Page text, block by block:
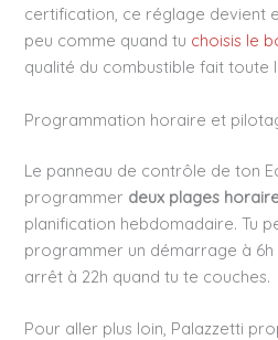
certification, ce réglage devient
peu comme quand tu choisis le
qualité du combustible fait toute
Programmation horaire et
Le panneau de contrôle de ton
programmer deux plages
planification hebdomadaire. Tu
programmer un démarrage à
arrêt à 22h quand tu te couches.
Pour aller plus loin, Palazzetti